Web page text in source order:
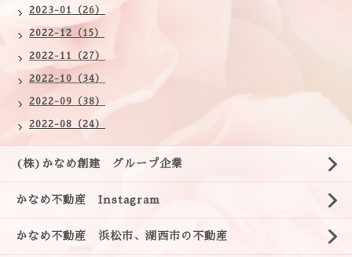
2023-01（26）
2022-12（15）
2022-11（27）
2022-10（34）
2022-09（38）
2022-08（24）
(株)かなめ創建 グループ企業
かなめ不動産 Instagram
かなめ不動産 浜松市、湖西市の不動産